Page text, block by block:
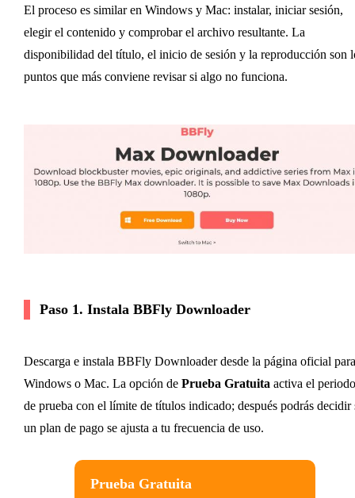
El proceso es similar en Windows y Mac: instalar, iniciar sesión,
elegir el contenido y comprobar el archivo resultante. La
disponibilidad del título, el inicio de sesión y la reproducción son
puntos que más conviene revisar si algo no funciona.
Paso 1. Instala BBFly Downloader
Descarga e instala BBFly Downloader desde la página oficial para
Windows o Mac. La opción de Prueba Gratuita activa el periodo
de prueba con el límite de títulos indicado; después podrás decidir
un plan de pago se ajusta a tu frecuencia de uso.
Prueba Gratuita